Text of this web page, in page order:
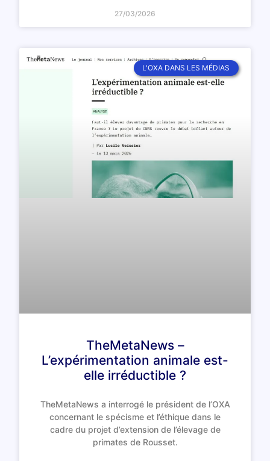
27/03/2026
L'OXA DANS LES MÉDIAS
TheMetaNews –
L’expérimentation animale est-
elle irréductible ?
TheMetaNews a interrogé le président de l’OXA
concernant le spécisme et l’éthique dans le
cadre du projet d’extension de l’élevage de
primates de Rousset.